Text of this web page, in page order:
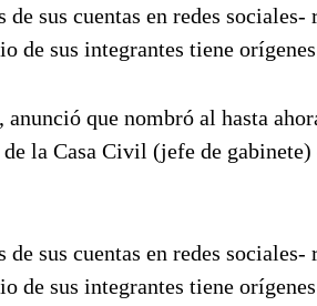
sus cuentas en redes
de sus integrantes tiene orígenes
que nombró al hasta
la Casa Civil (jefe de
sus cuentas en redes
de sus integrantes tiene